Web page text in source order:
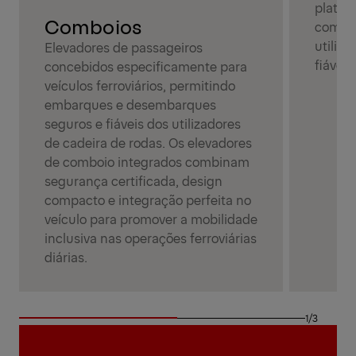
Comboios
Elevadores de passageiros
concebidos especificamente para
veículos ferroviários, permitindo
embarques e desembarques
seguros e fiáveis dos utilizadores
de cadeira de rodas. Os elevadores
de comboio integrados combinam
segurança certificada, design
compacto e integração perfeita no
veículo para promover a mobilidade
inclusiva nas operações ferroviárias
diárias.
fiável.
1/3